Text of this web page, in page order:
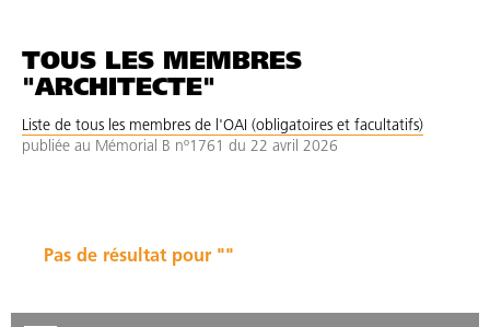
TOUS LES MEMBRES
"ARCHITECTE"
Liste de tous les membres de l'OAI (obligatoires et facultatifs)
publiée au Mémorial B nº1761 du 22 avril 2026
Pas de résultat pour ""